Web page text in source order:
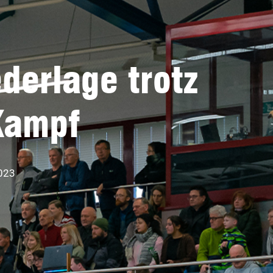
trotz